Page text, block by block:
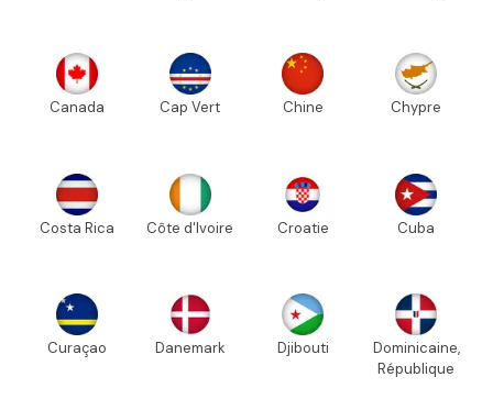
Canada Cap Vert Chine Chypre
Costa Rica Côte d'Ivoire Croatie Cuba
Curaçao Danemark Djibouti
Dominicaine,
République